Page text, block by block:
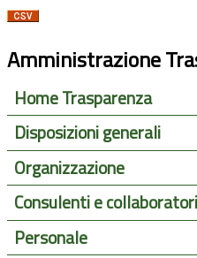
Amministrazione
Home Trasparenza
Disposizioni generali
Organizzazione
Consulenti e collaboratori
Personale